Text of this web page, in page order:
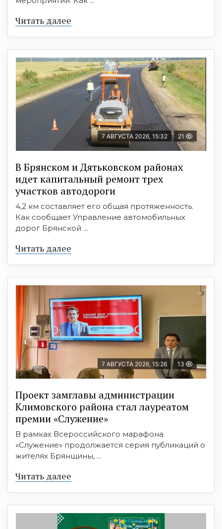
Читать далее
7 АВГУСТА 2026, 15:32 21
В Брянском и Дятьковском районах
идет капитальный ремонт трех
участков автодороги
4,2 км составляет его общая протяженность.
Как сообщает Управление автомобильных
дорог Брянской ...
Читать далее
7 АВГУСТА 2026, 15:26 13
Проект замглавы администрации
Климовского района стал лауреатом
премии «Служение»
В рамках Всероссийского марафона
«Служение» продолжается серия публикаций о
жителях Брянщины, ...
Читать далее